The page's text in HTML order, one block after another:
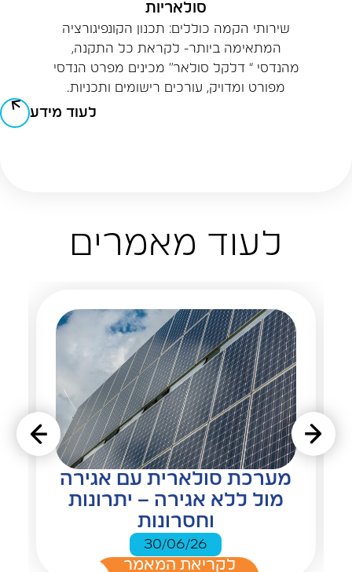
סולאריות
שירותי הקמה כוללים: תכנון הקונפיגורציה
המתאימה ביותר- לקראת כל התקנה,
מהנדסי “ דלקל סולאר” מכינים מפרט הנדסי
מפורט ומדויק, עורכים רישומים ותכניות.
לעוד מידע
לעוד מאמרים
מערכת סולארית עם אגירה
מול ללא אגירה – יתרונות
וחסרונות
30/06/26
לקריאת המאמר